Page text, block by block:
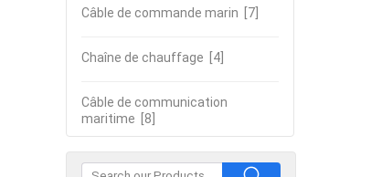
Câble de commande marin [7]
Chaîne de chauffage [4]
Câble de communication
maritime [8]